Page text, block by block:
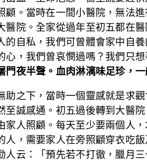
顧。當時在一間小醫院，無法
醫院。全家從過年至初五都在
的自私，我們可曾體會家中自
，我們曾哀憫過嗎？我們只
夜半聲。血肉淋漓味足珍，
下，當時一個靈感就是求觀
至誠感通。初五過後轉到大醫
家人照顧。每天至少要兩個人
人，需要家人在旁照顧穿衣吃
人云：「預先若不打徹，臘月